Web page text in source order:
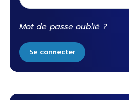
Mot de passe oublié ?
Se connecter